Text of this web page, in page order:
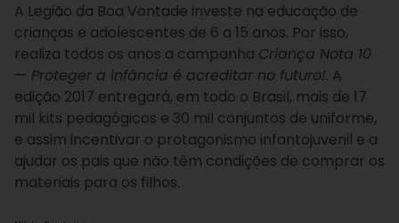
A Legião da Boa Vontade investe na educação de
crianças e adolescentes de 6 a 15 anos. Por isso,
realiza todos os anos a campanha Criança Nota 10
— Proteger a infância é acreditar no futuro!. A
edição 2017 entregará, em todo o Brasil, mais de 17
mil kits pedagógicos e 30 mil conjuntos de uniforme,
e assim incentivar o protagonismo infantojuvenil e a
ajudar os pais que não têm condições de comprar os
materiais para os filhos.